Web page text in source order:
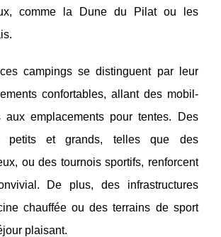
comme la Dune du Pilat ou les
campings se distinguent par leur
confortables, allant des mobil-
aux emplacements pour tentes. Des
petits et grands, telles que des
ou des tournois sportifs, renforcent
De plus, des infrastructures
chauffée ou des terrains de sport
plaisant.